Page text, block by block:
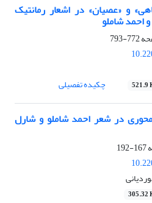
و «عصیان» در اشعار رمانتیک
احمد شاملو
772-793
521.9 چکیده تفصیلی
در شعر احمد شاملو و شارل
167-192
305.32